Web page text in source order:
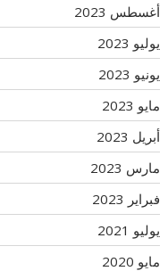
أغسطس 2023
يوليو 2023
يونيو 2023
مايو 2023
أبريل 2023
مارس 2023
فبراير 2023
يوليو 2021
مايو 2020